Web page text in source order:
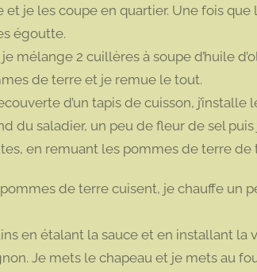
je les coupe en quartier. Une fois
égoutte.
mélange 2 cuillères à soupe d’huile
de terre et je remue le tout.
d’un tapis de cuisson,
du saladier, un peu de fleur de sel
en remuant les pommes de terre de
de terre cuisent, je chauffe un
en étalant la sauce et en installant la
Je mets le chapeau et je mets au